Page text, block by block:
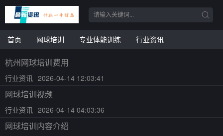
首页 网球培训 专业体能训练 行业资讯
杭州网球培训费用
行业资讯 2026-04-14 12:03:41
网球培训视频
行业资讯 2026-04-14 04:03:36
网球培训内容介绍